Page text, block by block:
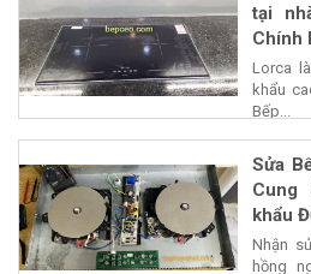
tại
Chính
Lorca
khẩu
Bếp...
Sửa
Cung
khẩu
Nhận
hồng